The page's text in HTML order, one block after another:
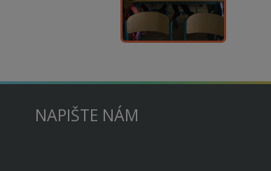
NAPIŠTE NÁM